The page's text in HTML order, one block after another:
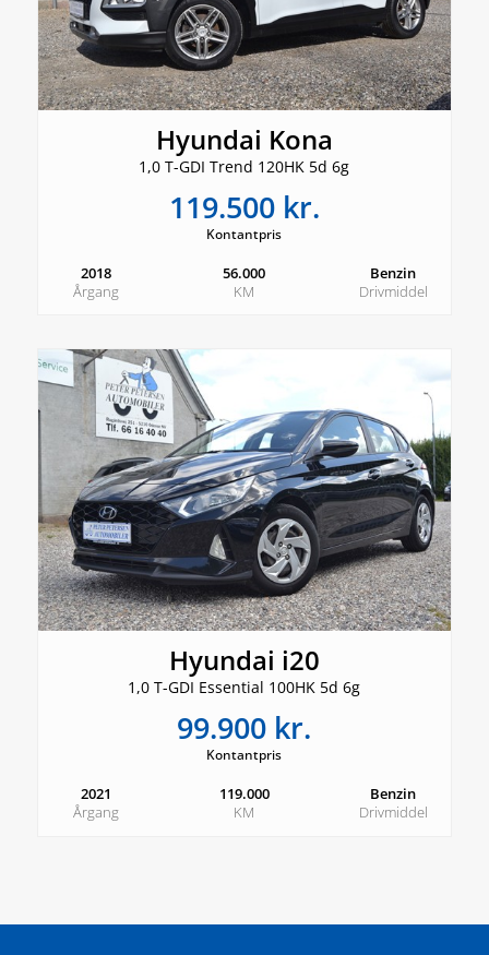
Hyundai Kona
1,0 T-GDI Trend 120HK 5d 6g
119.500 kr.
Kontantpris
2018
Årgang
56.000
KM
Benzin
Drivmiddel
Hyundai i20
1,0 T-GDI Essential 100HK 5d 6g
99.900 kr.
Kontantpris
2021
Årgang
119.000
KM
Benzin
Drivmiddel